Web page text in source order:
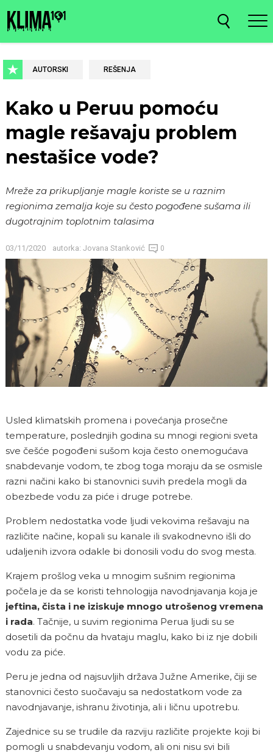
AUTORSKI REŠENJA
Kako u Peruu pomoću
magle rešavaju problem
nestašice vode?
Mreže za prikupljanje magle koriste se u raznim
regionima zemalja koje su često pogođene sušama ili
dugotrajnim toplotnim talasima
03/11/2020 autorka: Jovana Stanković 0
Usled klimatskih promena i povećanja prosečne
temperature, poslednjih godina su mnogi regioni sveta
sve češće pogođeni sušom koja često onemogućava
snabdevanje vodom, te zbog toga moraju da se osmisle
razni načini kako bi stanovnici suvih predela mogli da
obezbede vodu za piće i druge potrebe.
Problem nedostatka vode ljudi vekovima rešavaju na
različite načine, kopali su kanale ili svakodnevno išli do
udaljenih izvora odakle bi donosili vodu do svog mesta.
Krajem prošlog veka u mnogim sušnim regionima
počela je da se koristi tehnologija navodnjavanja koja je
jeftina, čista i ne iziskuje mnogo utrošenog vremena
i rada. Tačnije, u suvim regionima Perua ljudi su se
dosetili da počnu da hvataju maglu, kako bi iz nje dobili
vodu za piće.
Peru je jedna od najsuvljih država Južne Amerike, čiji se
stanovnici često suočavaju sa nedostatkom vode za
navodnjavanje, ishranu životinja, ali i ličnu upotrebu.
Zajednice su se trudile da razviju različite projekte koji bi
pomogli u snabdevanju vodom, ali oni nisu svi bili